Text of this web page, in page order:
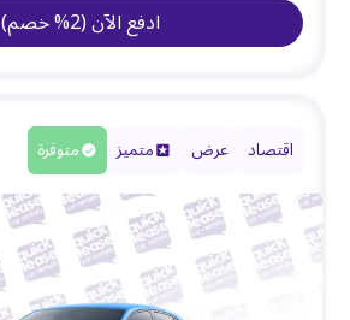
ادفع الآن(
2
%خصم)
اقتصاد عرض متميز متوفرة